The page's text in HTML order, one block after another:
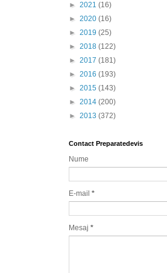
► 2021 (16)
► 2020 (16)
► 2019 (25)
► 2018 (122)
► 2017 (181)
► 2016 (193)
► 2015 (143)
► 2014 (200)
► 2013 (372)
Contact Preparatedevis
Nume
E-mail *
Mesaj *